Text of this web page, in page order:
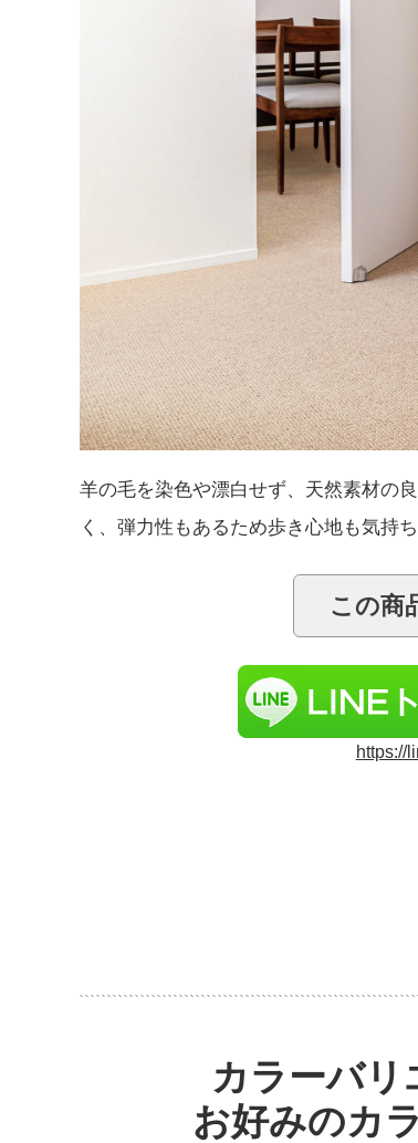
羊の毛を染色や漂白せず、天然素材の
く、弾力性もあるため歩き心地も気持
https://
カラーバリ
お好みのカ